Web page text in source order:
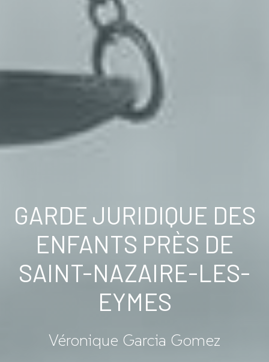
GARDE JURIDIQUE DES
ENFANTS PRÈS DE
SAINT-NAZAIRE-LES-
EYMES
Véronique Garcia Gomez